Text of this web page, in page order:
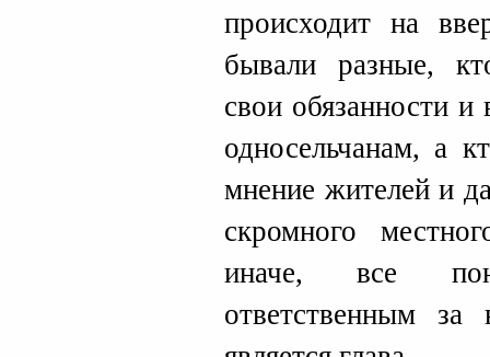
происходит на
бывали разные,
свои обязанности
односельчанам, а
мнение жителей и
скромного
иначе, все
ответственным